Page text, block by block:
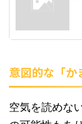
意図的な「か
空気を読めな